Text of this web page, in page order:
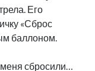
Его
«Сброс
баллоном.
меня сбросили…